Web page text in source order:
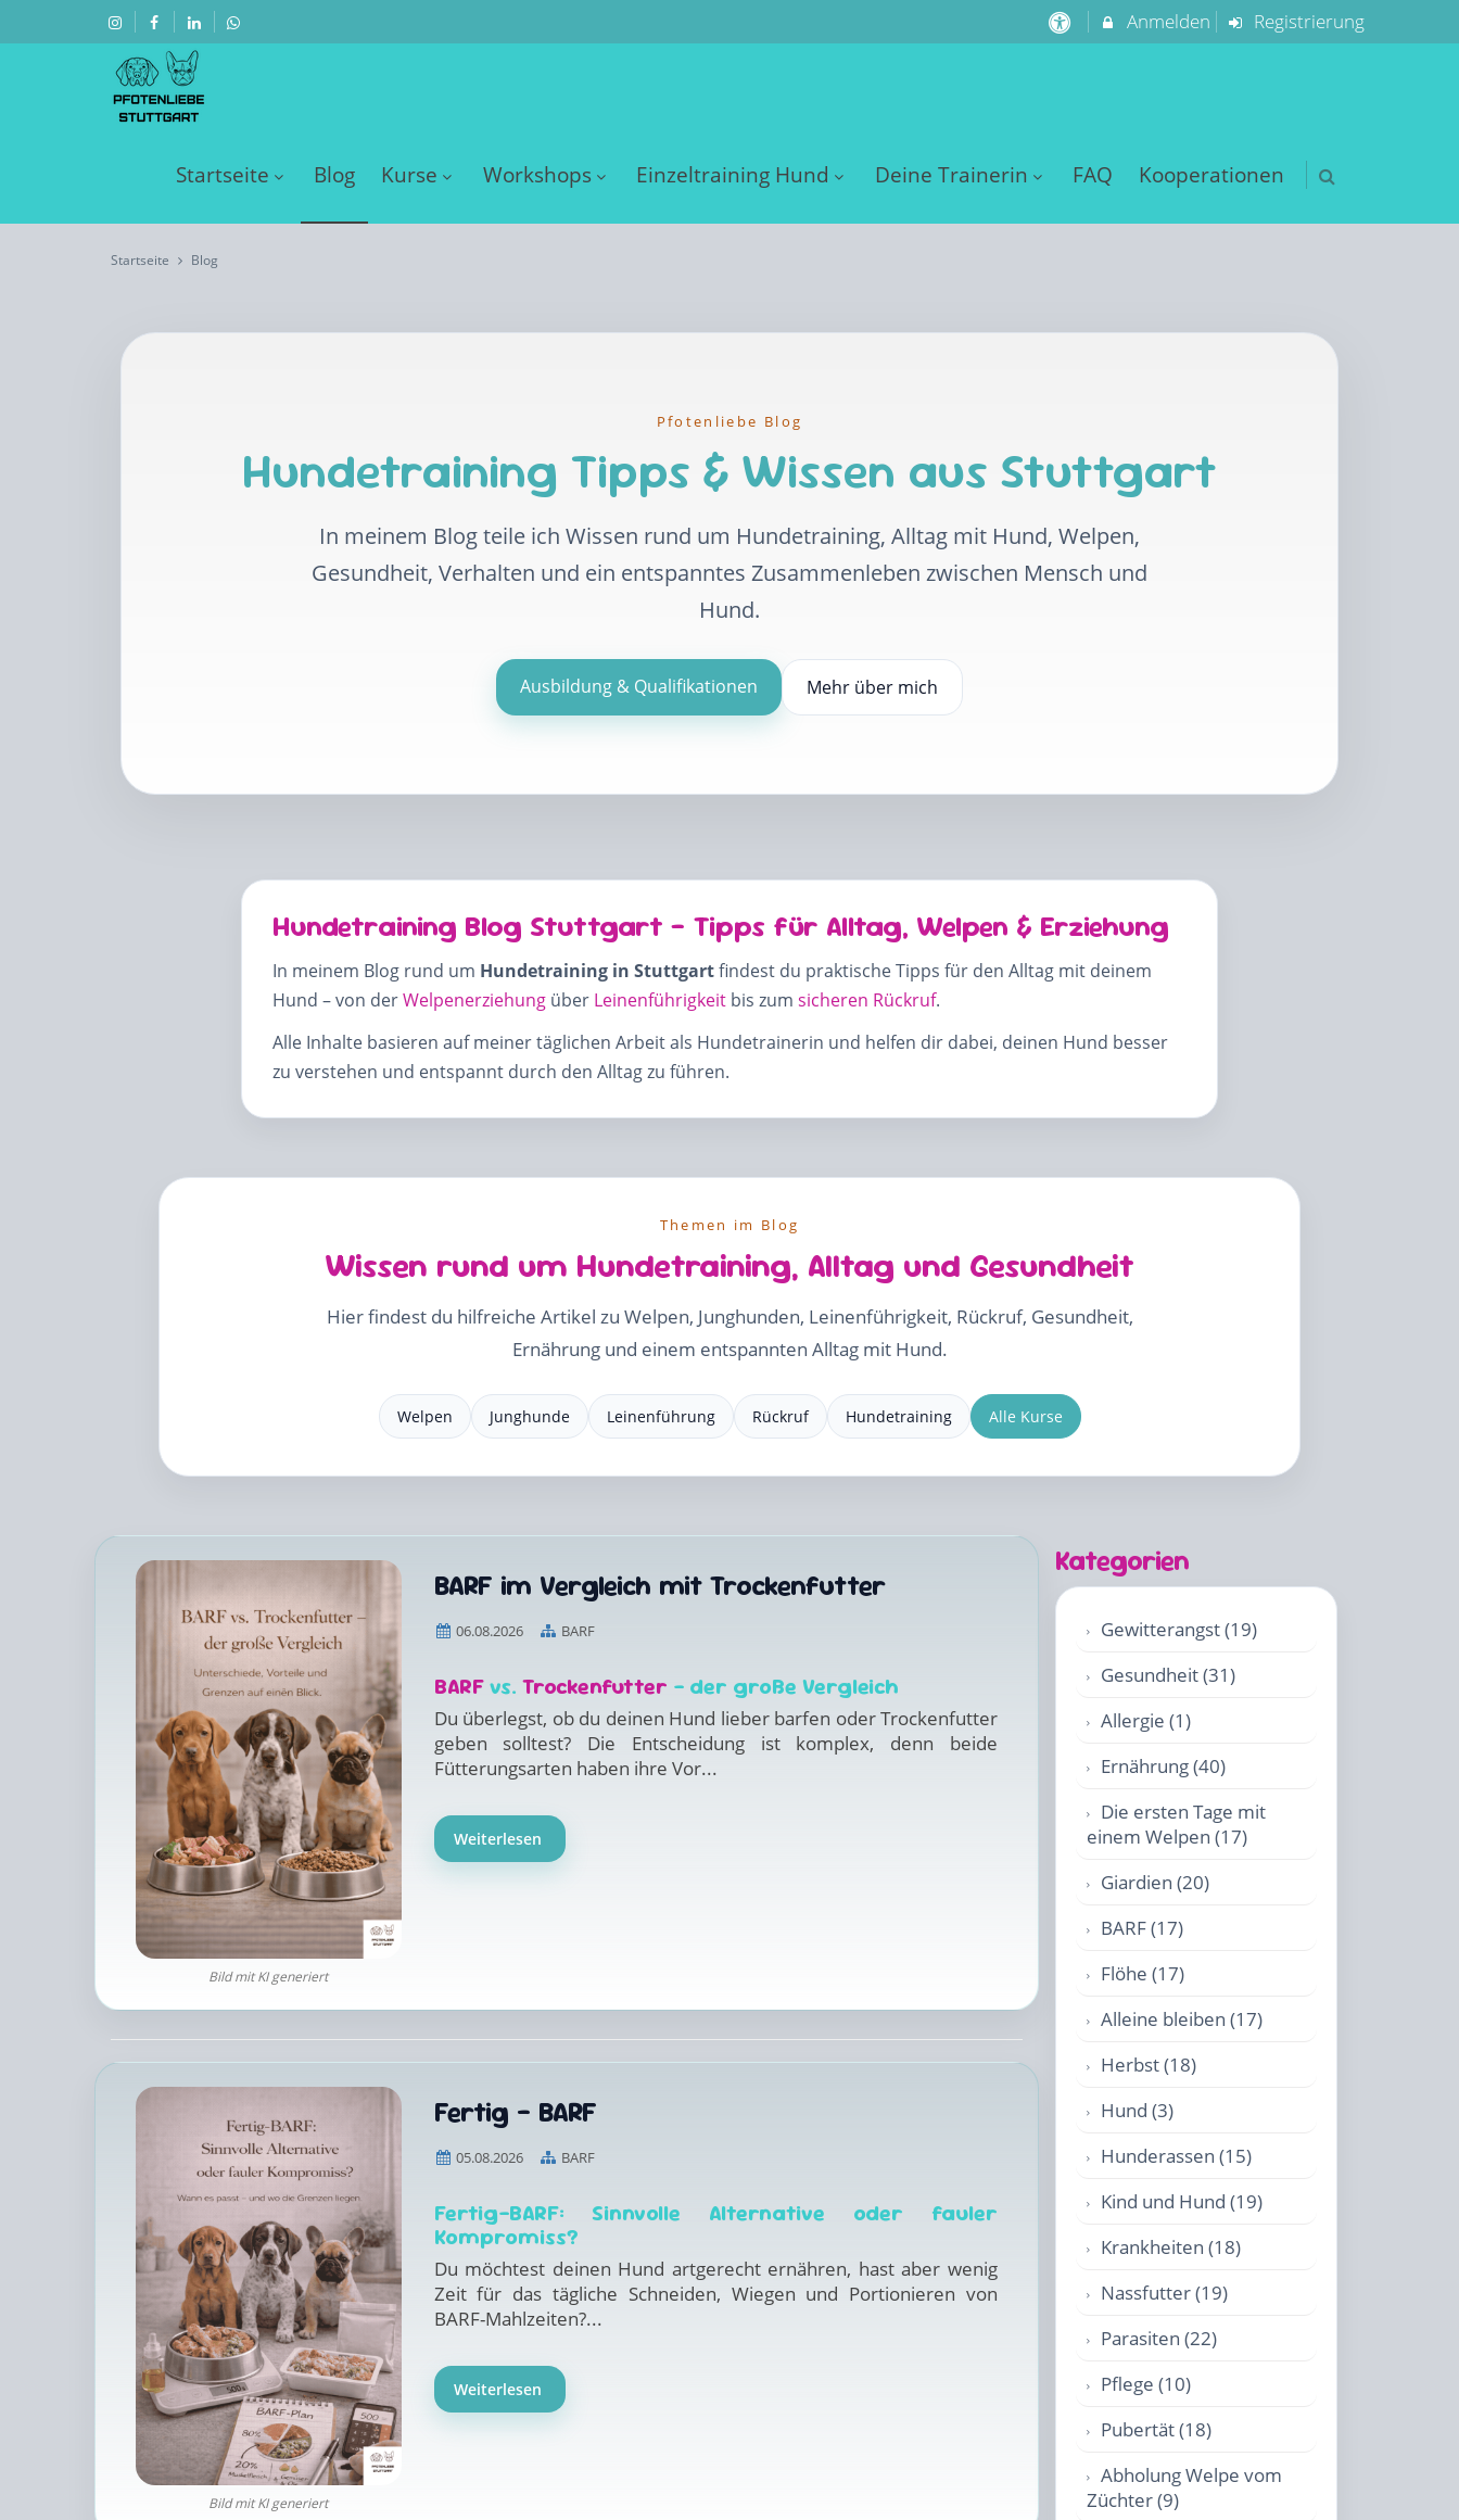
Anmelden Registrierung
Startseite Blog Kurse Workshops Einzeltraining Hund Deine Trainerin FAQ Kooperationen
Startseite Blog
Pfotenliebe Blog
Hundetraining Tipps & Wissen aus Stuttgart
In meinem Blog teile ich Wissen rund um Hundetraining, Alltag mit Hund, Welpen,
Gesundheit, Verhalten und ein entspanntes Zusammenleben zwischen Mensch und
Hund.
Ausbildung & Qualifikationen Mehr über mich
Hundetraining Blog Stuttgart – Tipps für Alltag, Welpen & Erziehung
In meinem Blog rund um Hundetraining in Stuttgartfindest du praktische Tipps für den Alltag mit deinem
Hund – von derWelpenerziehung über Leinenführigkeit bis zum sicheren Rückruf.
Alle Inhalte basieren auf meiner täglichen Arbeit als Hundetrainerin und helfen dir dabei, deinen Hund besser
zu verstehen und entspannt durch den Alltag zu führen.
Themen im Blog
Wissen rund um Hundetraining, Alltag und Gesundheit
Hier findest du hilfreiche Artikel zu Welpen, Junghunden, Leinenführigkeit, Rückruf, Gesundheit,
Ernährung und einem entspannten Alltag mit Hund.
Welpen Junghunde Leinenführung Rückruf Hundetraining Alle Kurse
Bild mit KI generiert
BARF im Vergleich mit Trockenfutter
06.08.2026 BARF
BARFvs. Trockenfutter – der große Vergleich
Du überlegst, ob du deinen Hund lieber barfen oder Trockenfutter
geben solltest? Die Entscheidung ist komplex, denn beide
Fütterungsarten haben ihre Vor...
Weiterlesen
Bild mit KI generiert
Fertig - BARF
05.08.2026 BARF
Fertig-BARF: Sinnvolle Alternative oder fauler
Kompromiss?
Du möchtest deinen Hund artgerecht ernähren, hast aber wenig
Zeit für das tägliche Schneiden, Wiegen und Portionieren von
BARF-Mahlzeiten?...
Weiterlesen
Kategorien
Gewitterangst (19)
Gesundheit (31)
Allergie (1)
Ernährung (40)
Die ersten Tage mit
einem Welpen (17)
Giardien (20)
BARF (17)
Flöhe (17)
Alleine bleiben (17)
Herbst (18)
Hund (3)
Hunderassen (15)
Kind und Hund (19)
Krankheiten (18)
Nassfutter (19)
Parasiten (22)
Pflege (10)
Pubertät (18)
Abholung Welpe vom
Züchter (9)